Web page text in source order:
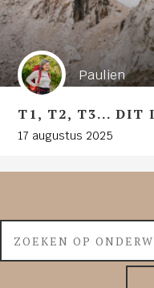
Paulien
T1, T2, T3... DIT
17 augustus 2025